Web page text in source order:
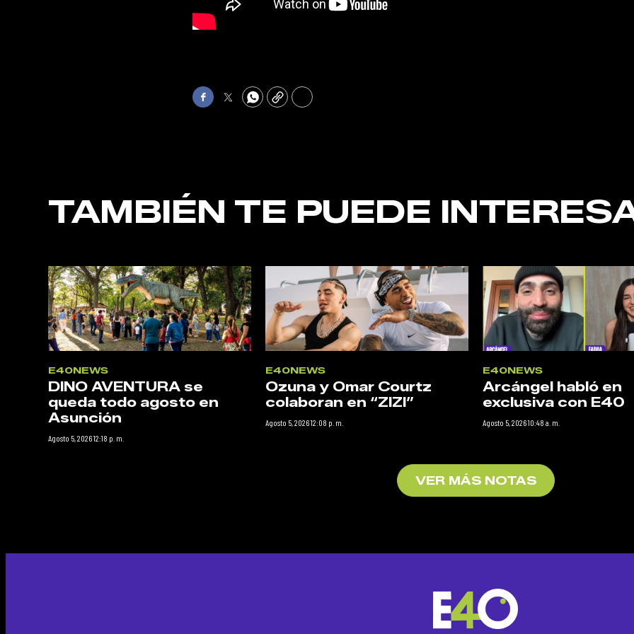
FacebookTwitterWhatsApp
Copy Print
TAMBIÉN TE PUEDE
E40NEWS
DINO AVENTURA se
queda todo agosto en
Asunción
Agosto 5, 2026 12:18 p. m.
E40NEWS
Ozuna y Omar Courtz
colaboran en “ZIZI”
Agosto 5, 2026 12:08 p. m.
E40NEWS
Arcángel habló en
exclusiva con E40
Agosto 5, 2026 10:48 a. m.
VER MÁS NOTAS